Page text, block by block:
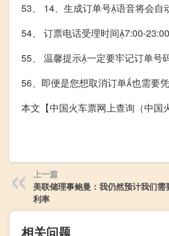
53、 14、生成订单号语音将会自
54、 订票电话受理时间7:00-
55、 温馨提示一定要牢记订单号
56、即便是您想取消订单也需要
本文【中国火车票网上查询（中国
上一篇
美联储理事鲍曼：我仍然预计我们
利率
相关问题